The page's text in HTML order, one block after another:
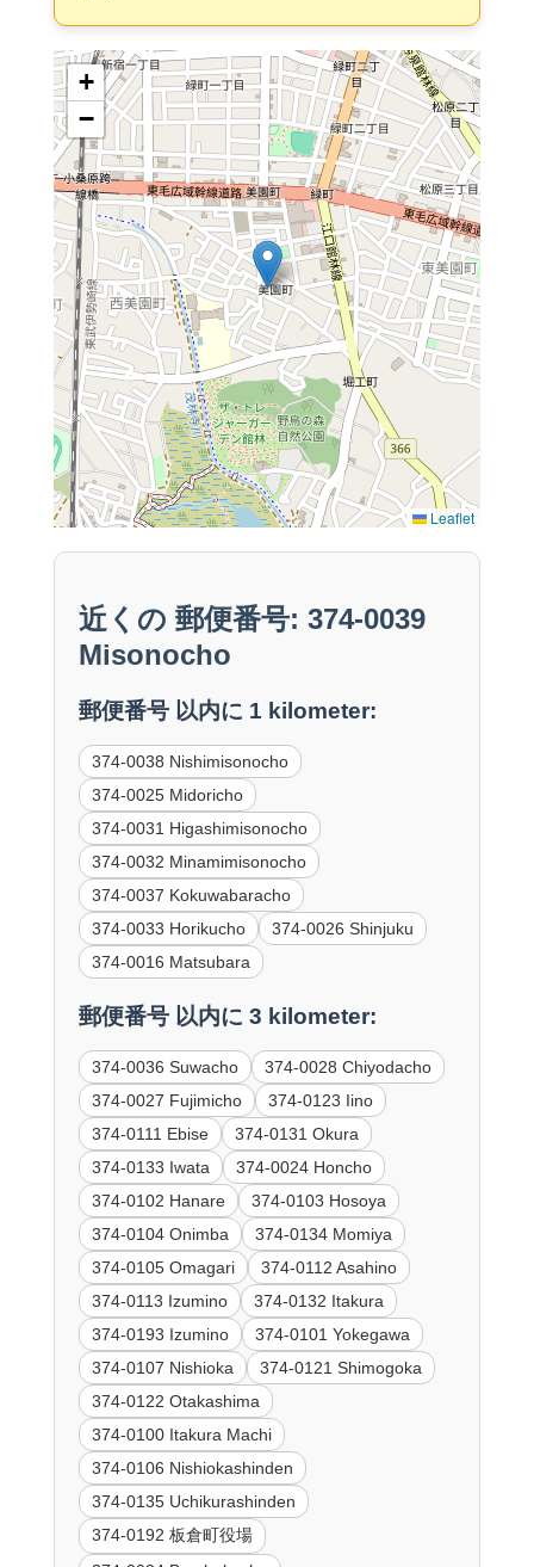
+
−
Leaflet
近くの 郵便番号: 374-0039
Misonocho
郵便番号 以内に 1 kilometer:
374-0038 Nishimisonocho
374-0025 Midoricho
374-0031 Higashimisonocho
374-0032 Minamimisonocho
374-0037 Kokuwabaracho
374-0033 Horikucho
374-0026 Shinjuku
374-0016 Matsubara
郵便番号 以内に 3 kilometer:
374-0036 Suwacho
374-0028 Chiyodacho
374-0027 Fujimicho
374-0123 Iino
374-0111 Ebise
374-0131 Okura
374-0133 Iwata
374-0024 Honcho
374-0102 Hanare
374-0103 Hosoya
374-0104 Onimba
374-0134 Momiya
374-0105 Omagari
374-0112 Asahino
374-0113 Izumino
374-0132 Itakura
374-0193 Izumino
374-0101 Yokegawa
374-0107 Nishioka
374-0121 Shimogoka
374-0122 Otakashima
374-0100 Itakura Machi
374-0106 Nishiokashinden
374-0135 Uchikurashinden
374-0192 板倉町役場